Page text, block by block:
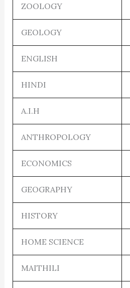
ZOOLOGY
GEOLOGY
ENGLISH
HINDI
A.I.H
ANTHROPOLOGY
ECONOMICS
GEOGRAPHY
HISTORY
HOME SCIENCE
MAITHILI